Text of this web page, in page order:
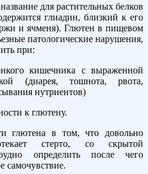
для растительных белков
глиадин, близкий к его
ржи и ячменя). Глютен в пищевом
патологические нарушения,
при:
кишечника с выраженной
(диарея, тошнота, рвота,
нутриентов)
к глютену.
глютена в том, что довольно
стерто, со скрытой
определить после чего
самочувствие.